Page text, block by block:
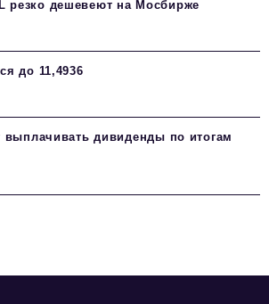
дешевеют на Мосбирже
до 11,4936
выплачивать дивиденды по итогам